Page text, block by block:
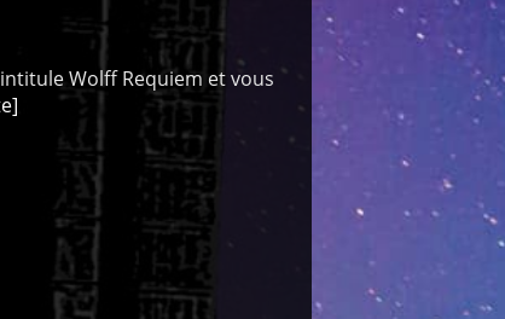
Wolff Requiem et vous